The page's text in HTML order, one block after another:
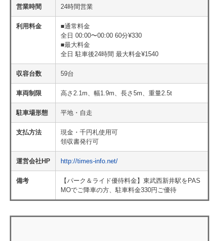
営業時間 24時間営業
利用料金
■通常料金
全日 00:00〜00:00 60分¥330
■最大料金
全日 駐車後24時間 最大料金¥1540
収容台数 59台
車両制限 高さ2.1m、幅1.9m、長さ5m、重量2.5t
駐車場形態 平地・自走
支払方法
現金・千円札使用可
領収書発行可
運営会社HP http://times-info.net/
備考
【パーク＆ライド優待料金】東武西新井駅をPAS
MOでご降車の方、駐車料金330円ご優待